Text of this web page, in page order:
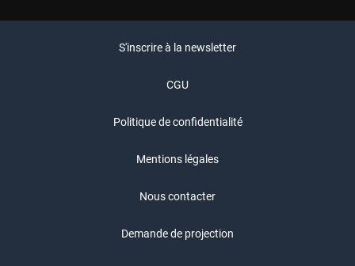
S'inscrire à la newsletter
CGU
Politique de confidentialité
Mentions légales
Nous contacter
Demande de projection